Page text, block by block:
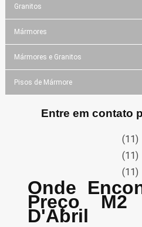
Granitos
Mármores
Mármores e Granitos
Pisos de Mármore
Entre em contato
(11)
(11)
(11)
Onde
Preço
D'Abril